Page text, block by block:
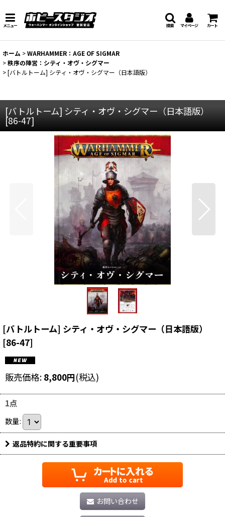
メニュー マイページ カート
検索
ホーム >WARHAMMER：AGE OF SIGMAR
>秩序の陣営：シティ・オヴ・シグマー
>[バトルトーム] シティ・オヴ・シグマー（日本語版）
[バトルトーム] シティ・オヴ・シグマー（日本語版）
[86-47]
[バトルトーム] シティ・オヴ・シグマー（日本語版）
[86-47]
販売価格: 8,800円(税込)
1点
数量:
返品特約に関する重要事項
お問い合わせ